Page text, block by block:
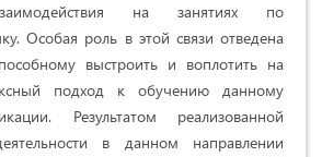
на занятиях по
Особая роль в этой связи отведена
выстроить и воплотить на
подход к обучению данному
Результатом реализованной
в данном направлении